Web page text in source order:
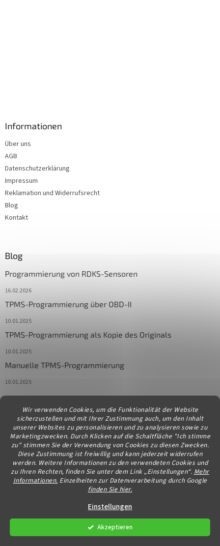
Wir verwenden Cookies, um die Funktionalität der Website
sicherzustellen und mit Ihrer Zustimmung auch, um den Inhalt
unserer Websites zu personalisieren und zu analysieren sowie zu
Marketingzwecken. Durch Klicken auf die Schaltfläche "Ich stimme
zu" stimmen Sie der Verwendung von Cookies zu diesen Zwecken.
Diese Zustimmung ist freiwillig und kann jederzeit widerrufen
werden. Weitere Informationen zu den verwendeten Cookies und
zu Ihren Rechten, finden Sie unter dem Link „Einstellungen“. Mehr
Informationen. Einzelheiten zur Datenverarbeitung durch Google
finden Sie hier.
Einstellungen
Akzeptieren
Informationen
Über uns
AGB
Datenschutzerklärung
Impressum
Reklamation und Widerrufsrecht
Blog
Kontakt
Blog
Programmierung von RDKS-Sensoren
16.02.2026
TPMS-Programmierung über OBD-II
10.01.2025
TPMS-Programmierung als Kopie des Originals
10.01.2025
Manuelle TPMS-Programmierung
10.01.2025
Kontakt
info@diagstore.at
Erstellt von Shoptet
Copyright 2026diagstore.at. Alle Rechte vorbehalten.Cookie-